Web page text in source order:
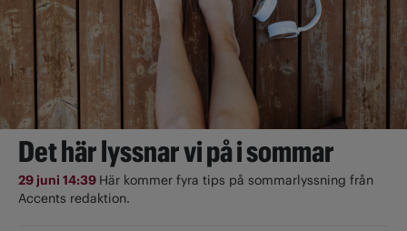
Det här lyssnar vi på i sommar
29 juni 14:39 Här kommer fyra tips på sommarlyssning från
Accents redaktion.